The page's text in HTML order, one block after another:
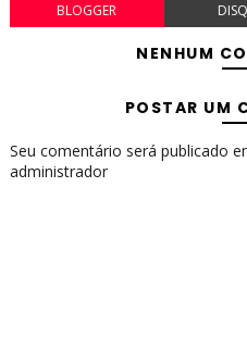
BLOGGER
NENHUM
POSTAR UM
Seu comentário será publicado
administrador